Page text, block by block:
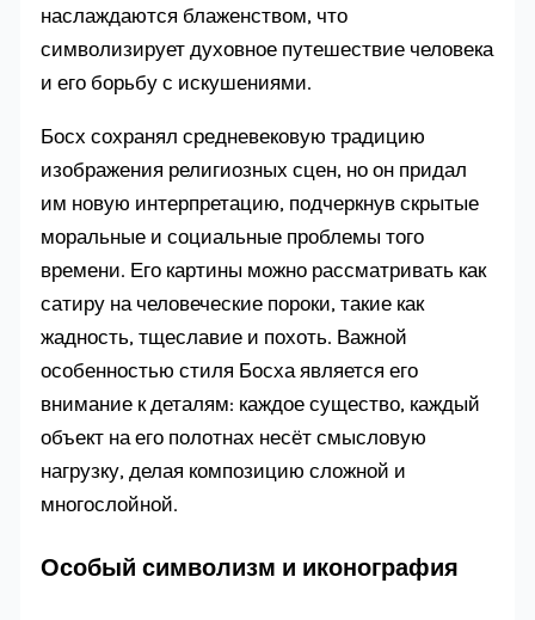
наслаждаются блаженством, что
символизирует духовное путешествие человека
и его борьбу с искушениями.
Босх сохранял средневековую традицию
изображения религиозных сцен, но он придал
им новую интерпретацию, подчеркнув скрытые
моральные и социальные проблемы того
времени. Его картины можно рассматривать как
сатиру на человеческие пороки, такие как
жадность, тщеславие и похоть. Важной
особенностью стиля Босха является его
внимание к деталям: каждое существо, каждый
объект на его полотнах несёт смысловую
нагрузку, делая композицию сложной и
многослойной.
Особый символизм и иконография